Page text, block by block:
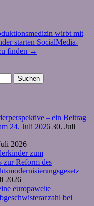
wirbt mit
starten SocialMedia-
finden →
– ein Beitrag
24. Juli 2026 30. Juli
2026
zum
zur Reform des
–
2026
europaweite
bei